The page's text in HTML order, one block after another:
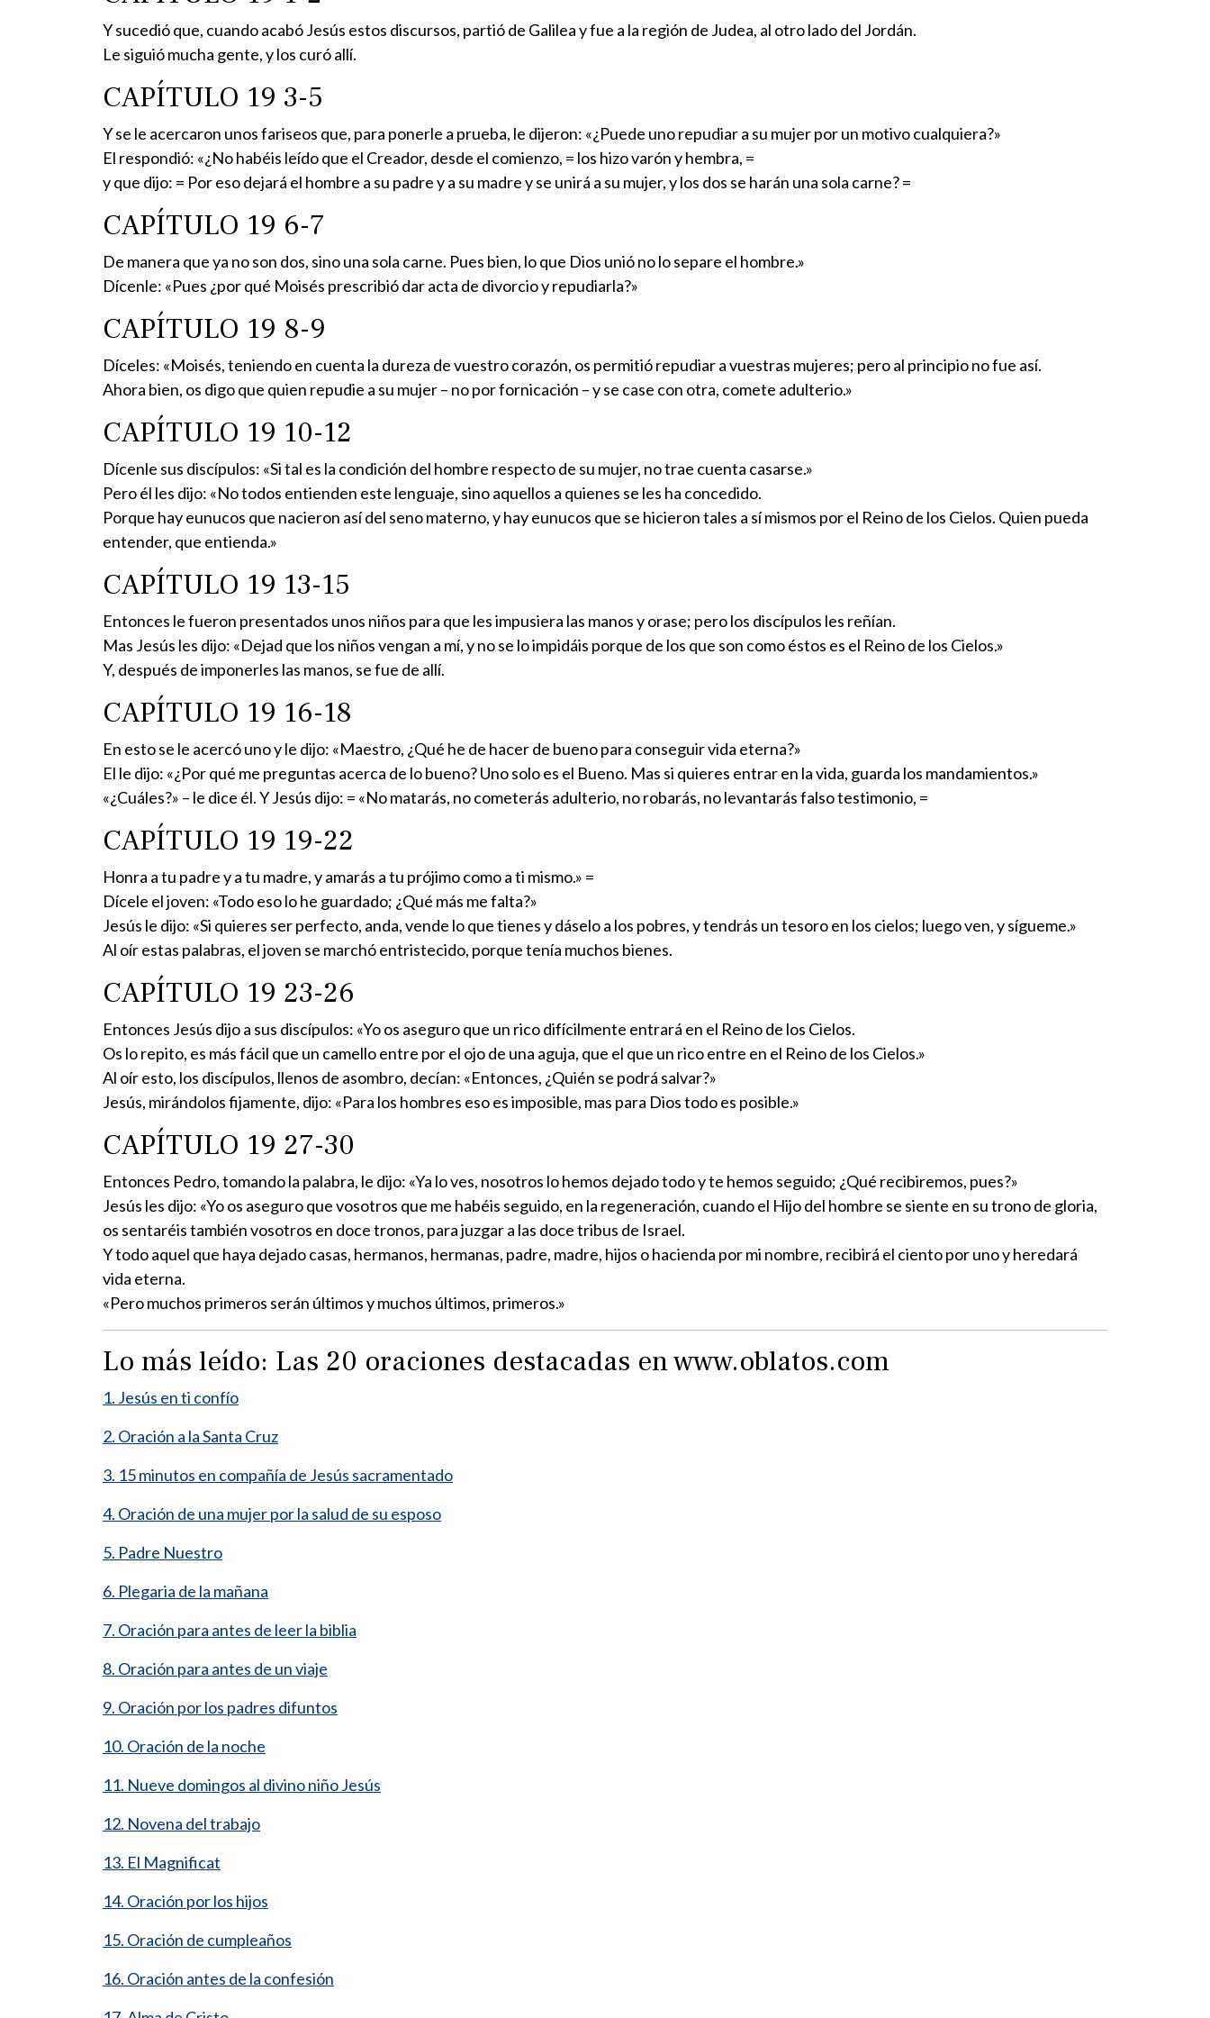
Y sucedió que, cuando acabó Jesús estos discursos, partió de Galilea y fue a la región de Judea, al otro lado del Jordán.
Le siguió mucha gente, y los curó allí.
CAPÍTULO 19 3-5
Y se le acercaron unos fariseos que, para ponerle a prueba, le dijeron: «¿Puede uno repudiar a su mujer por un motivo cualquiera?»
El respondió: «¿No habéis leído que el Creador, desde el comienzo, = los hizo varón y hembra, =
y que dijo: = Por eso dejará el hombre a su padre y a su madre y se unirá a su mujer, y los dos se harán una sola carne? =
CAPÍTULO 19 6-7
De manera que ya no son dos, sino una sola carne. Pues bien, lo que Dios unió no lo separe el hombre.»
Dícenle: «Pues ¿por qué Moisés prescribió dar acta de divorcio y repudiarla?»
CAPÍTULO 19 8-9
Díceles: «Moisés, teniendo en cuenta la dureza de vuestro corazón, os permitió repudiar a vuestras mujeres; pero al principio no fue así.
Ahora bien, os digo que quien repudie a su mujer – no por fornicación – y se case con otra, comete adulterio.»
CAPÍTULO 19 10-12
Dícenle sus discípulos: «Si tal es la condición del hombre respecto de su mujer, no trae cuenta casarse.»
Pero él les dijo: «No todos entienden este lenguaje, sino aquellos a quienes se les ha concedido.
Porque hay eunucos que nacieron así del seno materno, y hay eunucos que se hicieron tales a sí mismos por el Reino de los Cielos. Quien pueda
entender, que entienda.»
CAPÍTULO 19 13-15
Entonces le fueron presentados unos niños para que les impusiera las manos y orase; pero los discípulos les reñían.
Mas Jesús les dijo: «Dejad que los niños vengan a mí, y no se lo impidáis porque de los que son como éstos es el Reino de los Cielos.»
Y, después de imponerles las manos, se fue de allí.
CAPÍTULO 19 16-18
En esto se le acercó uno y le dijo: «Maestro, ¿Qué he de hacer de bueno para conseguir vida eterna?»
El le dijo: «¿Por qué me preguntas acerca de lo bueno? Uno solo es el Bueno. Mas si quieres entrar en la vida, guarda los mandamientos.»
«¿Cuáles?» – le dice él. Y Jesús dijo: = «No matarás, no cometerás adulterio, no robarás, no levantarás falso testimonio, =
CAPÍTULO 19 19-22
Honra a tu padre y a tu madre, y amarás a tu prójimo como a ti mismo.» =
Dícele el joven: «Todo eso lo he guardado; ¿Qué más me falta?»
Jesús le dijo: «Si quieres ser perfecto, anda, vende lo que tienes y dáselo a los pobres, y tendrás un tesoro en los cielos; luego ven, y sígueme.»
Al oír estas palabras, el joven se marchó entristecido, porque tenía muchos bienes.
CAPÍTULO 19 23-26
Entonces Jesús dijo a sus discípulos: «Yo os aseguro que un rico difícilmente entrará en el Reino de los Cielos.
Os lo repito, es más fácil que un camello entre por el ojo de una aguja, que el que un rico entre en el Reino de los Cielos.»
Al oír esto, los discípulos, llenos de asombro, decían: «Entonces, ¿Quién se podrá salvar?»
Jesús, mirándolos fijamente, dijo: «Para los hombres eso es imposible, mas para Dios todo es posible.»
CAPÍTULO 19 27-30
Entonces Pedro, tomando la palabra, le dijo: «Ya lo ves, nosotros lo hemos dejado todo y te hemos seguido; ¿Qué recibiremos, pues?»
Jesús les dijo: «Yo os aseguro que vosotros que me habéis seguido, en la regeneración, cuando el Hijo del hombre se siente en su trono de gloria,
os sentaréis también vosotros en doce tronos, para juzgar a las doce tribus de Israel.
Y todo aquel que haya dejado casas, hermanos, hermanas, padre, madre, hijos o hacienda por mi nombre, recibirá el ciento por uno y heredará
vida eterna.
«Pero muchos primeros serán últimos y muchos últimos, primeros.»
Lo más leído: Las 20 oraciones destacadas en www.oblatos.com
1. Jesús en ti confío
2. Oración a la Santa Cruz
3. 15 minutos en compañía de Jesús sacramentado
4. Oración de una mujer por la salud de su esposo
5. Padre Nuestro
6. Plegaria de la mañana
7. Oración para antes de leer la biblia
8. Oración para antes de un viaje
9. Oración por los padres difuntos
10. Oración de la noche
11. Nueve domingos al divino niño Jesús
12. Novena del trabajo
13. El Magnificat
14. Oración por los hijos
15. Oración de cumpleaños
16. Oración antes de la confesión